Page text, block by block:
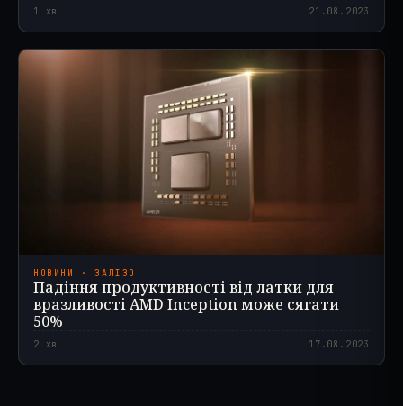
1 хв 21.08.2023
НОВИНИ · ЗАЛІЗО
Падіння продуктивності від латки для
вразливості AMD Inception може сягати
50%
2 хв 17.08.2023